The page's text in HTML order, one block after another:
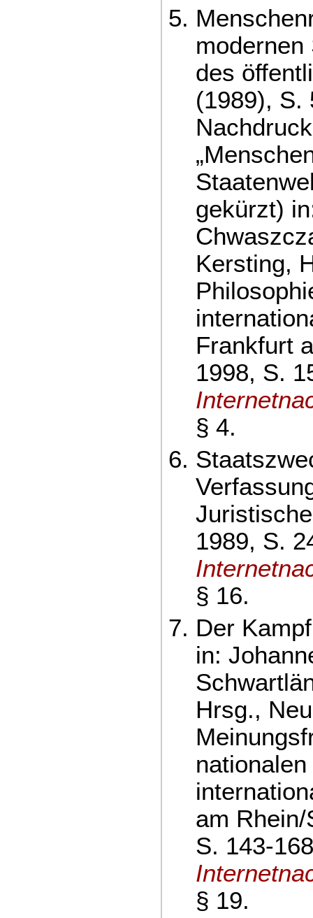
des
(1989), S.
gekürzt)
Kersting,
Frankfurt
1998, S.
§ 4.
1989, S.
§ 16.
Der
in:
Hrsg.,
am
S. 143-
§ 19.